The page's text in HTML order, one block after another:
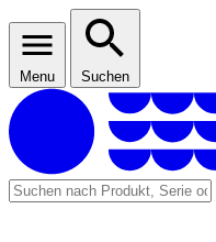
Menu Suchen